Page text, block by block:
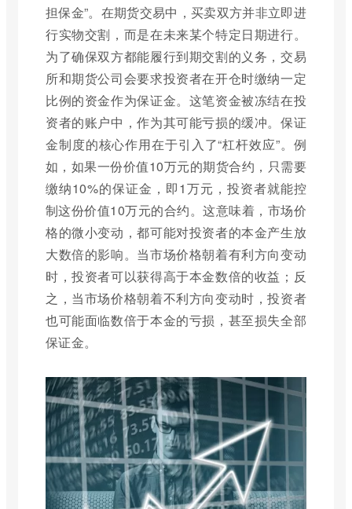
担保金”。在期货交易中，买卖双方并非立即进
行实物交割，而是在未来某个特定日期进行。
为了确保双方都能履行到期交割的义务，交易
所和期货公司会要求投资者在开仓时缴纳一定
比例的资金作为保证金。这笔资金被冻结在投
资者的账户中，作为其可能亏损的缓冲。保证
金制度的核心作用在于引入了“杠杆效应”。例
如，如果一份价值10万元的期货合约，只需要
缴纳10%的保证金，即1万元，投资者就能控
制这份价值10万元的合约。这意味着，市场价
格的微小变动，都可能对投资者的本金产生放
大数倍的影响。当市场价格朝着有利方向变动
时，投资者可以获得高于本金数倍的收益；反
之，当市场价格朝着不利方向变动时，投资者
也可能面临数倍于本金的亏损，甚至损失全部
保证金。